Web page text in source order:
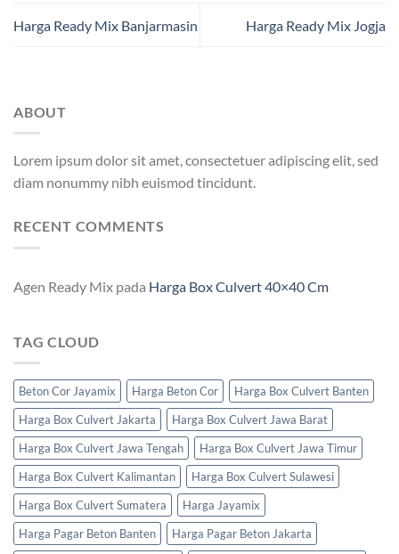
Harga Ready Mix Banjarmasin Harga Ready Mix Jogja
ABOUT
Lorem ipsum dolor sit amet, consectetuer adipiscing elit, sed
diam nonummy nibh euismod tincidunt.
RECENT COMMENTS
Agen Ready Mix pada Harga Box Culvert 40×40 Cm
TAG CLOUD
Beton Cor Jayamix Harga Beton Cor
Harga Box Culvert Banten
Harga Box Culvert Jakarta
Harga Box Culvert Jawa Barat
Harga Box Culvert Jawa Tengah
Harga Box Culvert Jawa Timur
Harga Box Culvert Kalimantan
Harga Box Culvert Sulawesi
Harga Box Culvert Sumatera
Harga Jayamix
Harga Pagar Beton Banten
Harga Pagar Beton Jakarta